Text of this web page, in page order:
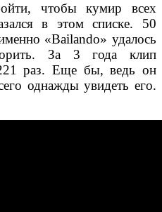
чтобы кумир всех
в этом списке. 50
«Bailando» удалось
За 3 года клип
раз. Еще бы, ведь он
однажды увидеть его.